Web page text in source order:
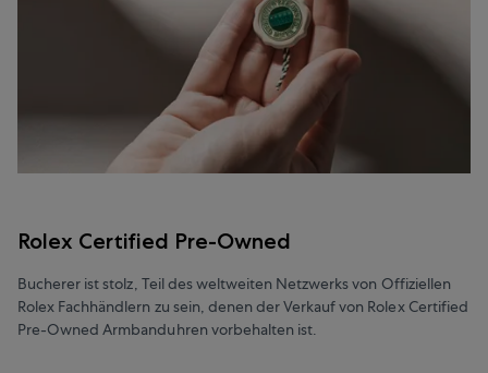
Rolex Certified Pre-Owned
Bucherer ist stolz, Teil des weltweiten Netzwerks von Offiziellen
Rolex Fachhändlern zu sein, denen der Verkauf von Rolex Certified
Pre-Owned Armbanduhren vorbehalten ist.